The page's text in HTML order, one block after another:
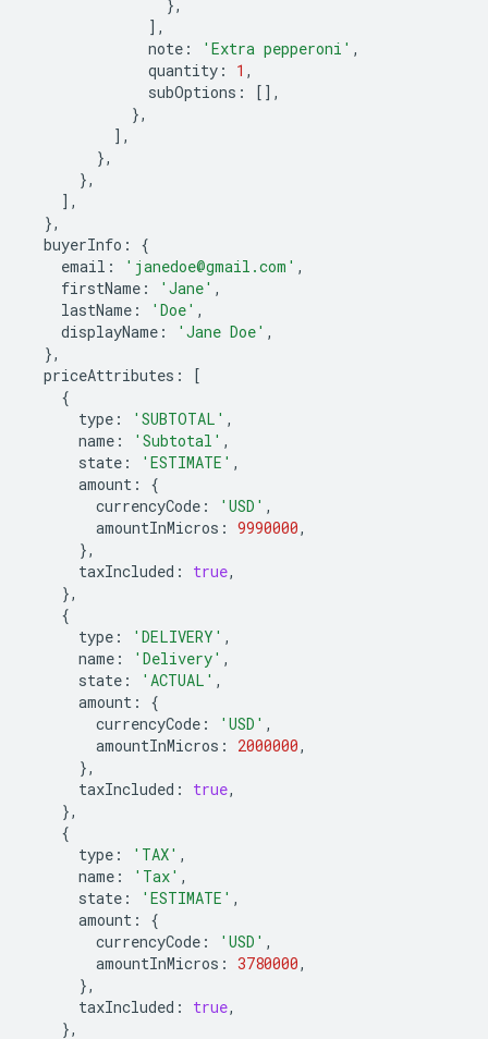
},
],
note : 'Extra pepperoni' ,
quantity : 1 ,
subOptions :
[],
},
],
},
},
],
},
buyerInfo :
{
email : 'janedoe@gmail.com' ,
firstName : 'Jane' ,
lastName : 'Doe' ,
displayName : 'Jane Doe' ,
},
priceAttributes :
[
{
type : 'SUBTOTAL' ,
name : 'Subtotal' ,
state : 'ESTIMATE' ,
amount :
{
currencyCode : 'USD' ,
amountInMicros : 9990000,
},
taxIncluded : true,
},
{
type : 'DELIVERY' ,
name : 'Delivery' ,
state : 'ACTUAL' ,
amount :
{
currencyCode : 'USD' ,
amountInMicros : 2000000,
},
taxIncluded : true,
},
{
type : 'TAX' ,
name : 'Tax' ,
state : 'ESTIMATE' ,
amount :
{
currencyCode : 'USD' ,
amountInMicros : 3780000,
},
taxIncluded : true,
},